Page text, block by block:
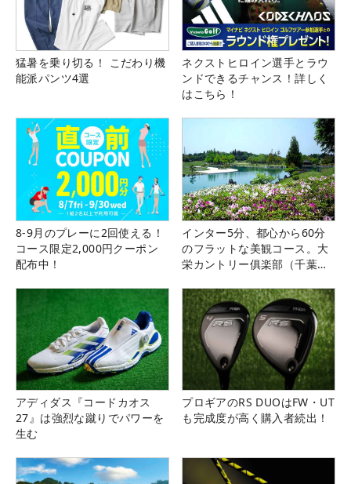
猛暑を乗り切る！ こだわり機
能派パンツ4選
ネクストヒロイン選手とラウ
ンドできるチャンス！詳しく
はこちら！
8-9月のプレーに2回使える！
コース限定2,000円クーポン
配布中！
インター5分、都心から60分
のフラットな美観コース。大
栄カントリー俱楽部（千葉
アディダス『コードカオス
27』は強烈な蹴りでパワーを
生む
プロギアのRS DUOはFW・UT
も完成度が高く購入者続出！